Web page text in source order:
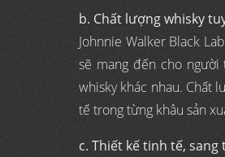
b. Chất lượng whisky
Johnnie Walker Black
sẽ mang đến cho
whisky khác nhau. Chất
tế trong từng khâu sản
c. Thiết kế tinh tế, sang